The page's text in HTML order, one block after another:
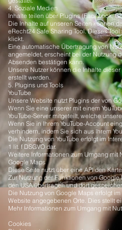
4. Soziale Medien
Inhalte teilen über Plugins (Facebook,
Die Inhalte auf unseren Seiten können
eRecht24 Safe Sharing Tool. Dieses
klickt.
Eine automatische Übertragung von
angemeldet, erscheint bei der Nutzung
Absenden bestätigen kann.
Unsere Nutzer können die Inhalte
erstellt werden.
5. Plugins und Tools
YouTube
Unsere Website nutzt Plugins der von
Wenn Sie eine unserer mit einem
YouTube-Server mitgeteilt, welche
Wenn Sie in Ihrem YouTube-Account
verhindern, indem Sie sich aus Ihrem
Die Nutzung von YouTube erfolgt im
1 lit. f DSGVO dar.
Weitere Informationen zum Umgang mit
Google Maps
Diese Seite nutzt über eine API den
Zur Nutzung der Funktionen von
den USA übertragen und dort
Die Nutzung von Google Maps erfolgt
Website angegebenen Orte. Dies stellt
Mehr Informationen zum Umgang mit
Cookies